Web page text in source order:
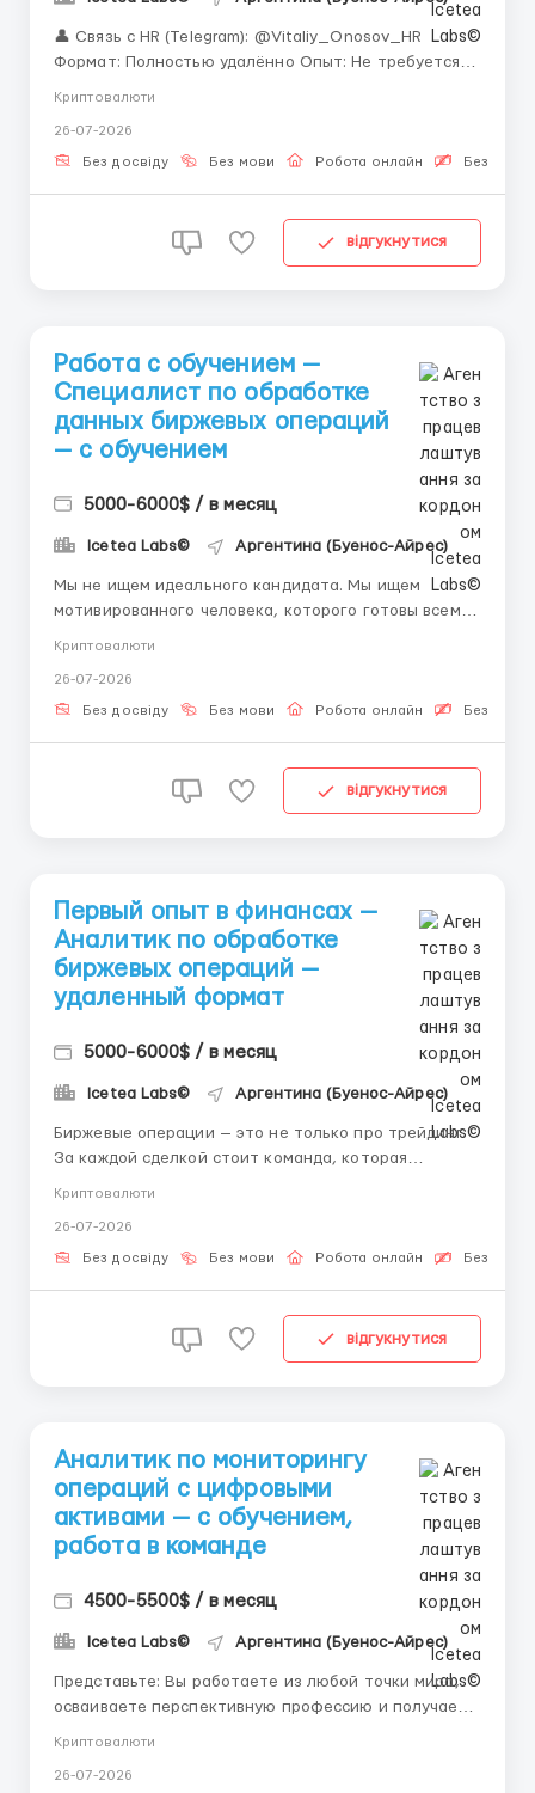
👤 Связь с HR (Telegram): @Vitaliy_Onosov_HR
Формат: Полностью удалённо Опыт: Не требуется —
обучаем. Вы удивитесь, но для старта в крипте не
нужно быть программистом или трейдером,
Криптовалюти
26-07-2026
Без досвіду Без мови Робота онлайн
відгукнутися
Работа с обучением —
Специалист по обработке
данных биржевых операций
— с обучением
5000-6000$ / в месяц
Icetea Labs© Аргентина (Буенос-Айрес)
Мы не ищем идеального кандидата. Мы ищем
мотивированного человека, которого готовы всему
возможность. Технологии + финансы: Современные
финансовые площадки работают на стыке
Криптовалюти
26-07-2026
Без досвіду Без мови Робота онлайн
відгукнутися
Первый опыт в финансах —
Аналитик по обработке
биржевых операций —
удаленный формат
5000-6000$ / в месяц
Icetea Labs© Аргентина (Буенос-Айрес)
Биржевые операции — это не только про трейдинг.
За каждой сделкой стоит команда, которая
Незаменимость операционщиков: Трейдеры
принимают решения, но именно операционные
Криптовалюти
26-07-2026
Без досвіду Без мови Робота онлайн
відгукнутися
Аналитик по мониторингу
операций с цифровыми
активами — с обучением,
работа в команде
4500-5500$ / в месяц
Icetea Labs© Аргентина (Буенос-Айрес)
Представьте: Вы работаете из любой точки мира,
осваиваете перспективную профессию и получаете
путь. Новая профессия: Операционная поддержка
Криптовалюти
26-07-2026